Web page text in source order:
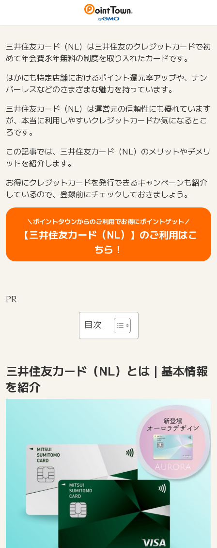
三井住友カード（NL）は三井住友のクレジットカードで初
めて年会費永年無料の制度を取り入れたカードです。
ほかにも特定店舗におけるポイント還元率アップや、ナン
バーレスなどのさまざまな魅力を持っています。
三井住友カード（NL）は運営元の信頼性にも優れています
が、本当に利用しやすいクレジットカードか気になるとこ
ろです。
この記事では、三井住友カード（NL）のメリットやデメリ
ットを紹介します。
お得にクレジットカードを発行できるキャンペーンも紹介
しているので、登録前にチェックしておきましょう。
＼ポイントタウンからのご利用でお得にポイントゲット／
【三井住友カード（NL）】のご利用はこ
ちら！
PR
目次
三井住友カード（NL）とは｜基本情報
を紹介